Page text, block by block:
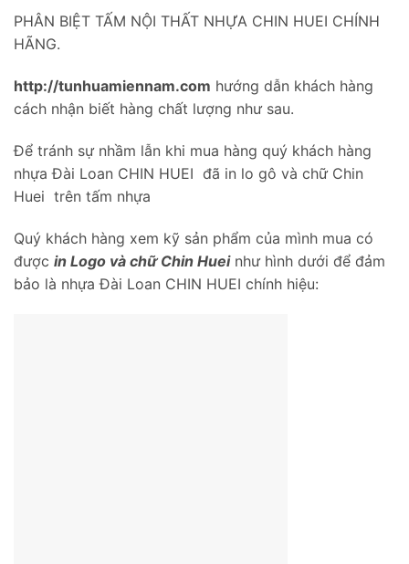
PHÂN BIỆT TẤM NỘI THẤT NHỰA CHIN HUEI CHÍNH
HÃNG.
http://tunhuamiennam.com hướng dẫn khách hàng
cách nhận biết hàng chất lượng như sau.
Để tránh sự nhầm lẫn khi mua hàng quý khách hàng
nhựa Đài Loan CHIN HUEI đã in lo gô và chữ Chin
Huei trên tấm nhựa
Quý khách hàng xem kỹ sản phẩm của mình mua có
được in Logo và chữ Chin Hueinhư hình dưới để đảm
bảo là nhựa Đài Loan CHIN HUEI chính hiệu: